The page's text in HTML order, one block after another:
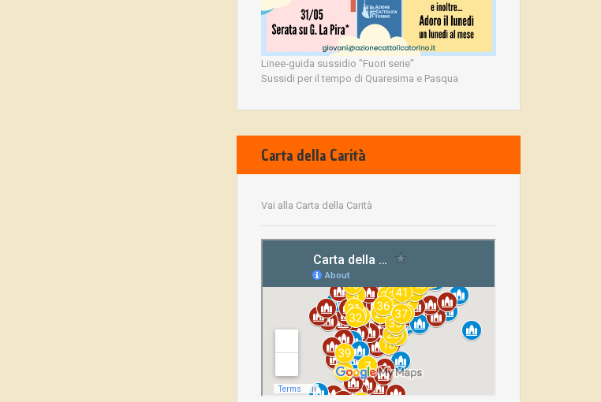
Linee-guida sussidio "Fuori serie"
Sussidi per il tempo di Quaresima e Pasqua
Carta della Carità
Vai alla Carta della Carità